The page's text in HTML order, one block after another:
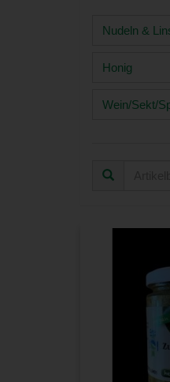
Nudeln &
Honig
Wein/Sekt/